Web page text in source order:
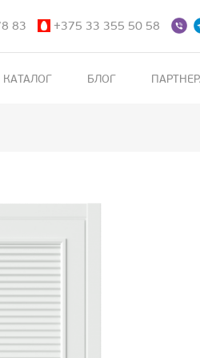
83 +375 33 355 50 58
КАТАЛОГ БЛОГ